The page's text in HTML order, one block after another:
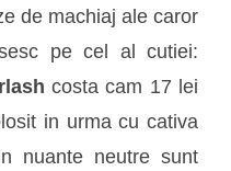
de machiaj ale caror
pe cel al cutiei:
costa cam 17 lei
in urma cu cativa
nuante neutre sunt